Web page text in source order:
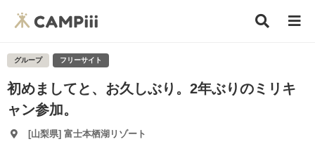
グループ フリーサイト
初めましてと、お久しぶり。2年ぶりのミリキ
ャン参加。
[山梨県] 富士本栖湖リゾート